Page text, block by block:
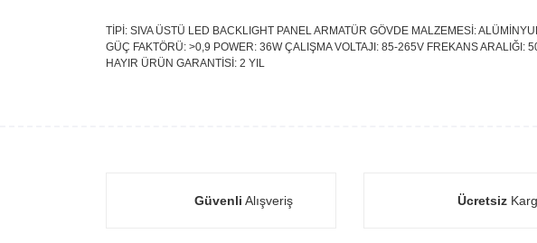
TİPİ: SIVA ÜSTÜ LED BACKLIGHT PANEL ARMATÜR GÖVDE MALZEMESİ:
GÜÇ FAKTÖRÜ: >0,9 POWER: 36W ÇALIŞMA VOLTAJI: 85-265V FREKANS
HAYIR ÜRÜN GARANTİSİ: 2 YIL
Güvenli Alışveriş Ücretsiz